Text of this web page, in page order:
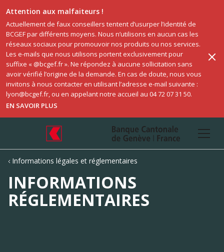
Attention aux malfaiteurs !
Actuellement de faux conseillers tentent d’usurper l’identité de
BCGEF par différents moyens. Nous n’utilisons en aucun cas les
réseaux sociaux pour promouvoir nos produits ou nos services.
Les e-mails que nous utilisons portent exclusivement pour
suffixe « @bcgef.fr ». Ne répondez à aucune sollicitation sans
avoir vérifié l’origine de la demande. En cas de doute, nous vous
invitons à nous contacter en utilisant l’adresse e-mail suivante :
lyon@bcgef.fr, ou en appelant notre accueil au 04 72 07 31 50.
EN SAVOIR PLUS
Informations légales et réglementaires
INFORMATIONS
RÉGLEMENTAIRES